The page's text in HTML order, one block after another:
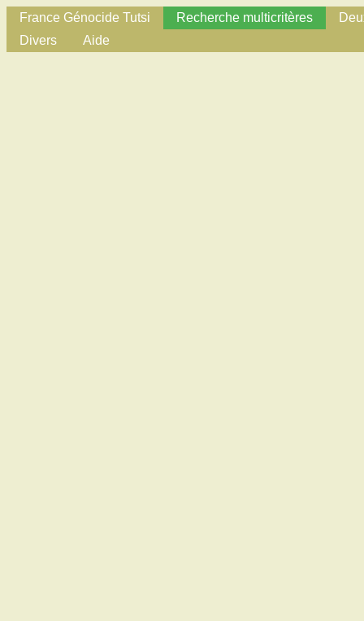
France Génocide Tutsi Recherche multicritères
Divers
Aide